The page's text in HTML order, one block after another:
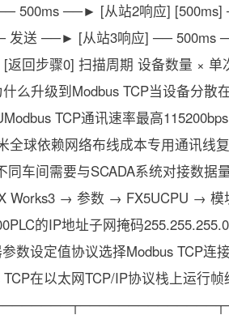
500ms ──► [从站2响应]
发送 ──► [从站3响应] ──
回步骤0] 扫描周期 设备数量 × 单
么升级到Modbus TCP当设备分
TCP通讯速率最高
全球依赖网络布线成本专用通讯线
同车间需要与SCADA系统对接数
Works3 → 参数 → FX5UCPU →
的IP地址子网掩码
数设定值协议选择Modbus TCP连
在以太网TCP/IP协议栈上运行